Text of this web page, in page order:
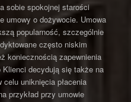
sobie spokojnej starości
umowy o dożywocie. Umowa
popularność, szczególnie
często niskim
koniecznością zapewnienia
decydują się także na
uniknięcia płacenia
przykład przy umowie